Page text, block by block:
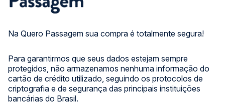
Na Quero Passagem sua compra é totalmente segura!
Para garantirmos que seus dados estejam sempre
protegidos, não armazenamos nenhuma informação do
cartão de crédito utilizado, seguindo os protocolos de
criptografia e de segurança das principais instituições
bancárias do Brasil.